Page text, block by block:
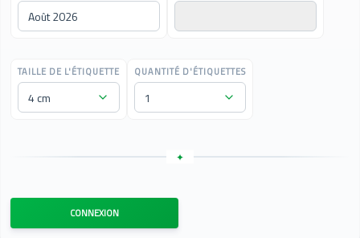
TAILLE DE L'ÉTIQUETTE QUANTITÉ D'ÉTIQUETTES
CONNEXION